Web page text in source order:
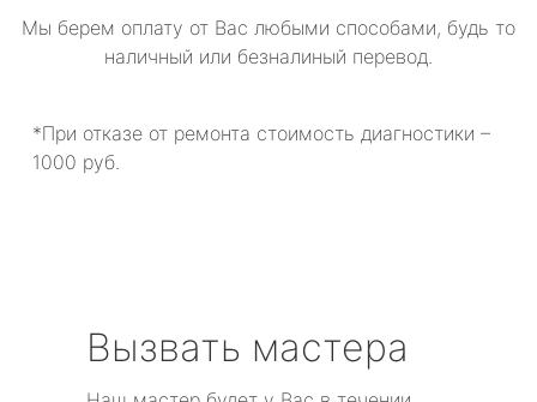
Мы берем оплату от Вас любыми способами, будь то
наличный или безналиный перевод.
*При отказе от ремонта стоимость диагностики –
1000 руб.
Вызвать мастера